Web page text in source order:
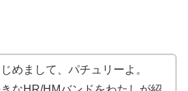
めまして、パチュリーよ。